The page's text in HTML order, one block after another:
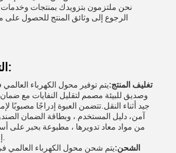
نحن ملتزمون بتزويدك بمنتجات وخدمات
الرجوع إلى وثائق المنتج للحصول على
التعبئة والشحن:
تغليف المنتج:يتم توفير محول الكهرباء
وصديق للبيئة مصمم لتقليل النفايات مع
جيد أثناء النقل.تتضمن العبوة إدراجًا
آمن، دليل المستخدم ، وبطاقة الضمان
من مواد معاد تدويرها ، مطبوعة بحبر على
الشحن:يتم شحن محول الكهرباء